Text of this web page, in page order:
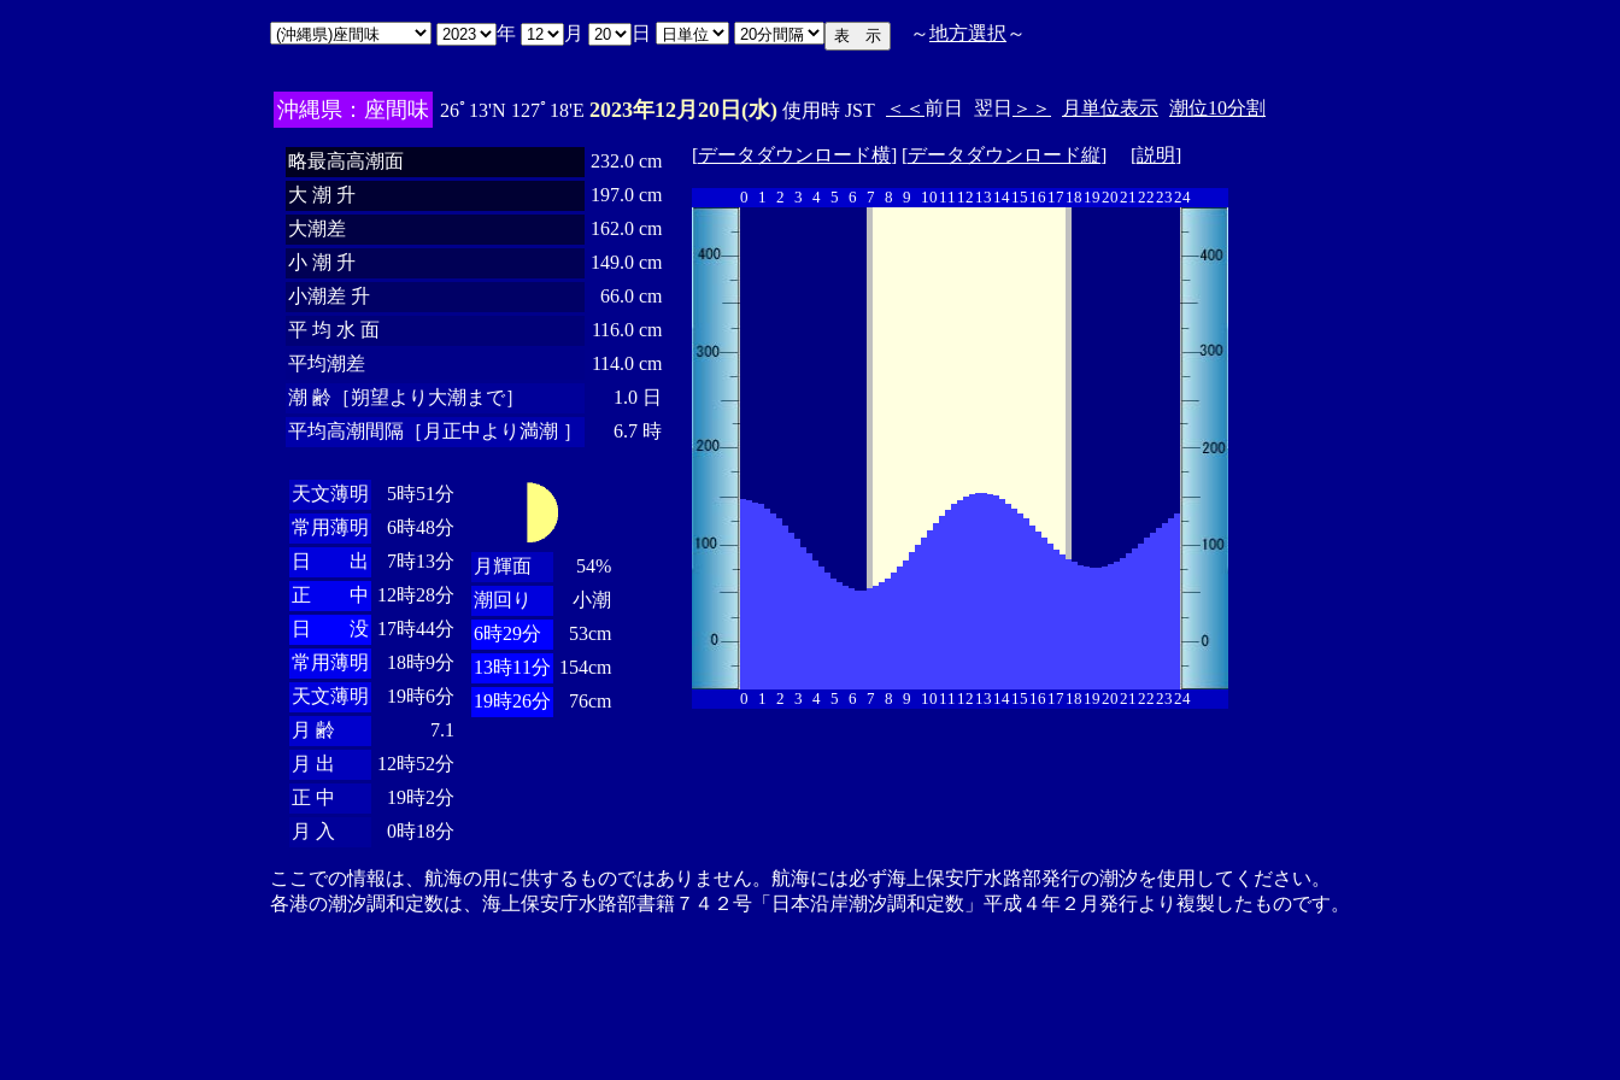
年 月 日 ～地方選択 ～
沖縄県：座間味 26ﾟ13'N 127ﾟ18'E 2023年12月20日(水) 使用時 JST ＜＜ 前日 翌日 ＞＞ 月単位表示 潮位10分割
略最高高潮面
232.0 cm
大 潮 升
197.0 cm
大潮差
162.0 cm
小 潮 升
149.0 cm
小潮差 升
66.0 cm
平 均 水 面
116.0 cm
平均潮差
114.0 cm
潮 齢［朔望より大潮まで］
1.0 日
平均高潮間隔［月正中より満潮 ］
6.7 時
天文薄明
5時51分
常用薄明
6時48分
日 出
7時13分
正 中 12時28分
日 没 17時44分
常用薄明
18時9分
天文薄明
19時6分
月 齢
7.1
月 出
12時52分
正 中
19時2分
月 入
0時18分
月輝面
54%
潮回り
小潮
6時29分
53cm
13時11分 154cm
19時26分
76cm
[データダウンロード横] [データダウンロード縦] [説明]
0 1 2 3 4 5 6 7 8 9 10 11 12 13 1415 16 17 18 192021222324
0 1 2 3 4 5 6 7 8 9 10 11 12 13 1415 16 17 18 192021222324
ここでの情報は、航海の用に供するものではありません。航海には必ず海上保安庁水路部発行の潮汐を使用してください。
各港の潮汐調和定数は、海上保安庁水路部書籍７４２号「日本沿岸潮汐調和定数」平成４年２月発行より複製したものです。